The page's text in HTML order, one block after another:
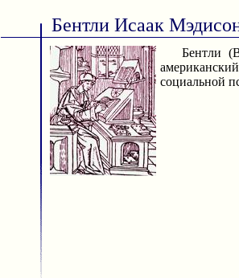
Бентли Исаак
Бентли
социальной